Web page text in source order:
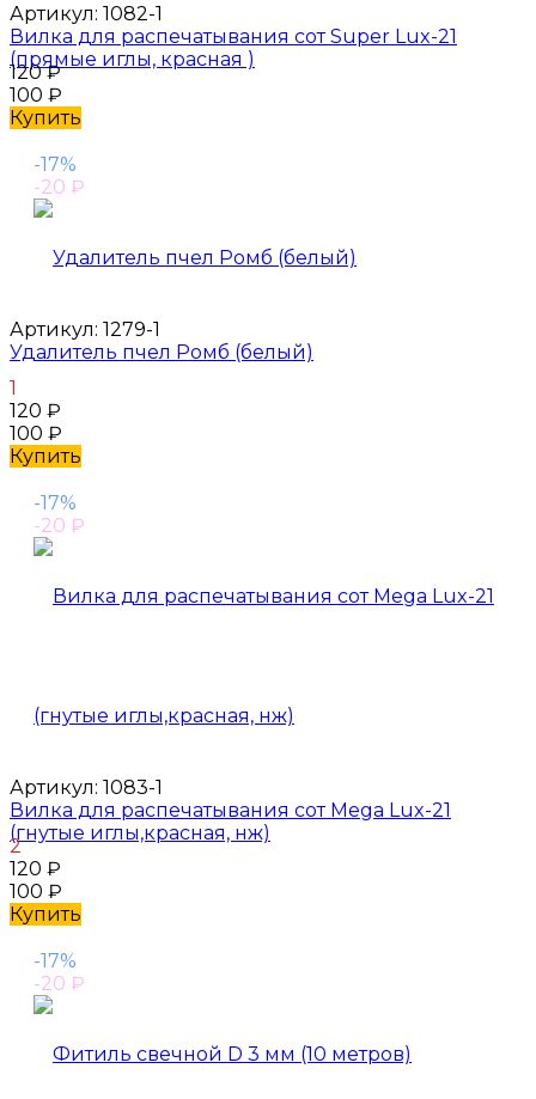
Артикул: 1082-1
Вилка для распечатывания сот Super Lux-21
(прямые иглы, красная )
120₽
100 ₽
Купить
-17%
-20 ₽
Артикул: 1279-1
Удалитель пчел Ромб (белый)
1
120 ₽
100 ₽
Купить
-17%
-20 ₽
Артикул: 1083-1
Вилка для распечатывания сот Mega Lux-21
(гнутые иглы,красная, нж)
2
120 ₽
100 ₽
Купить
-17%
-20 ₽